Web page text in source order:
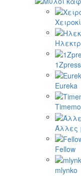
Eureka
Άλλες
Fellow
mlynko